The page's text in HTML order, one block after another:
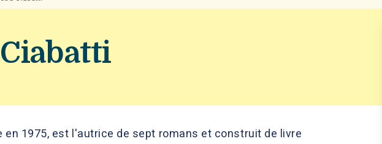
en 1975, est l'autrice de sept romans et construit de livre